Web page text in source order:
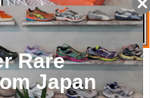
【入手困難】リング シェーヌ・ダンクル アンシェネ GM
¥115,632
送料込
13%OFF
¥134,200